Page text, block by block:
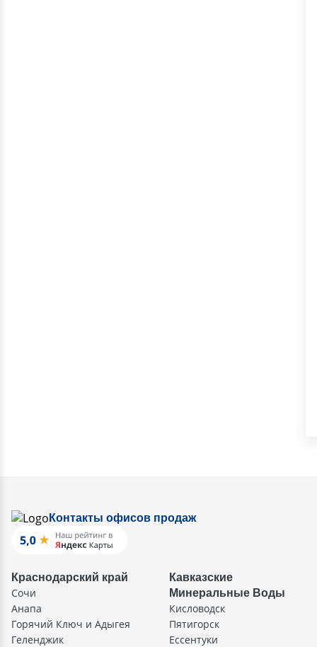
Контакты офисов продаж
Краснодарский край
Сочи
Анапа
Горячий Ключ и Адыгея
Геленджик
Кавказские
Минеральные Воды
Кисловодск
Пятигорск
Ессентуки